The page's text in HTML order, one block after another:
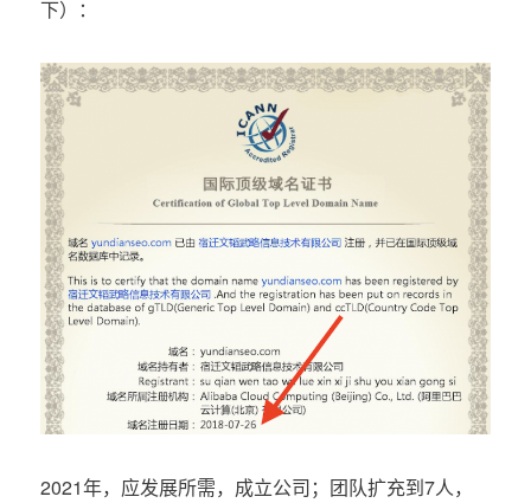
下）：
2021年，应发展所需，成立公司；团队扩充到7人，